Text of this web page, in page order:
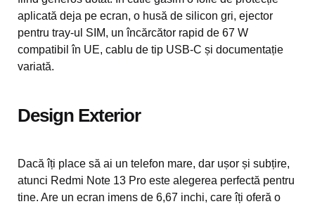
aplicată deja pe ecran, o husă de silicon gri, ejector
pentru tray-ul SIM, un încărcător rapid de 67 W
compatibil în UE, cablu de tip USB-C și documentație
variată.
Design Exterior
Dacă îți place să ai un telefon mare, dar ușor și subțire,
atunci Redmi Note 13 Pro este alegerea perfectă pentru
tine. Are un ecran imens de 6,67 inchi, care îți oferă o